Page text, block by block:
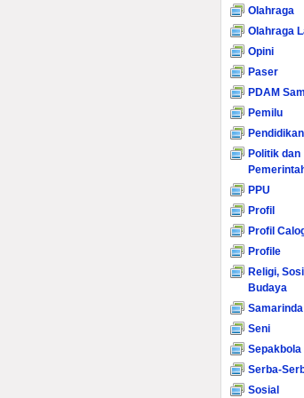
Olahraga
Olahraga
Opini
Paser
PDAM
Pemilu
Pendidikan
Politik dan
PPU
Profil
Profil
Profile
Religi,
Budaya
Samarinda
Seni
Sepakbola
Serba-
Sosial